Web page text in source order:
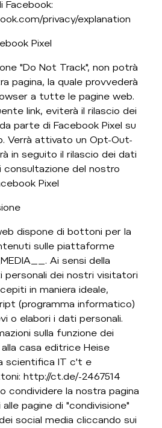
Facebook:
privacy/explanation
Pixel
"Do Not Track", non potrà
pagina, la quale provvederà
a tutte le pagine web.
link, eviterà il rilascio dei
parte di Facebook Pixel su
Verrà attivato un Opt-Out-
in seguito il rilascio dei dati
consultazione del nostro
Pixel
dispone di bottoni per la
sulle piattaforme
Ai sensi della
personali dei nostri visitatori
in maniera ideale,
(programma informatico)
o elabori i dati personali.
sulla funzione dei
casa editrice Heise
scientifica IT c't e
http://ct.de/-2467514
condividere la nostra pagina
pagine di "condivisione"
social media cliccando sui